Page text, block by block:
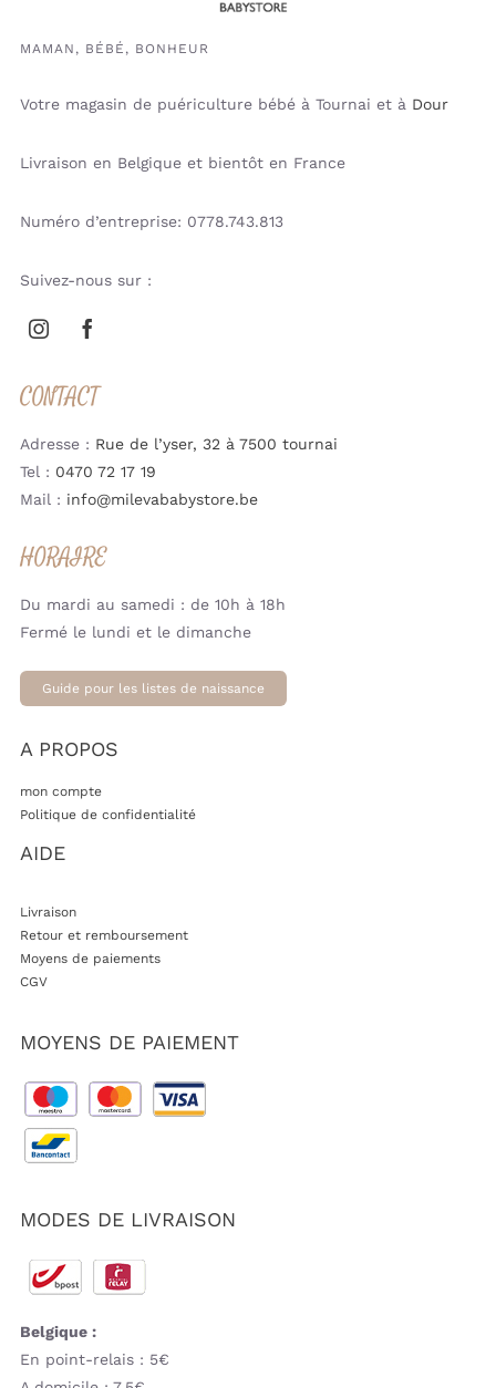
MAMAN, BÉBÉ, BONHEUR
Votre magasin de puériculture bébé à Tournai et à Dour
Livraison en Belgique et bientôt en France
Numéro d’entreprise: 0778.743.813
Suivez-nous sur :
CONTACT
Adresse : Rue de l’yser, 32 à 7500 tournai
Tel : 0470 72 17 19
Mail : info@milevababystore.be
HORAIRE
Du mardi au samedi : de 10h à 18h
Fermé le lundi et le dimanche
Guide pour les listes de naissance
A PROPOS
mon compte
Politique de confidentialité
AIDE
Livraison
Retour et remboursement
Moyens de paiements
CGV
MOYENS DE PAIEMENT
MODES DE LIVRAISON
Belgique :
En point-relais : 5€